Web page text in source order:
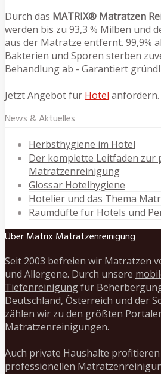
Durch das MATRIX® Matratzen
werden bis zu 93,3 % Milben und
aus der Matratze entfernt. 99,9%
Bakterien und Sporen sterben
Behandlung ab - Garantiert
Jetzt Angebot für Hotel anfordern.
News & Aktuelles
Herbsthygiene im Hotel
Der komplette Leitfaden zur
Matratzenreinigung
Glossar Hotelhygiene
Hotelier und das Thema
Raumdüfte für Hotels und
Über Matrix Matratzenreinigung
Seit 2003 befreien wir Matratzen
und Allergene. Durch unsere
Tiefenreinigungfür
Deutschland, Österreich und der
zählen wir zu den größten
Matratzenreinigungen.
Auch private Haushalte
professionellen